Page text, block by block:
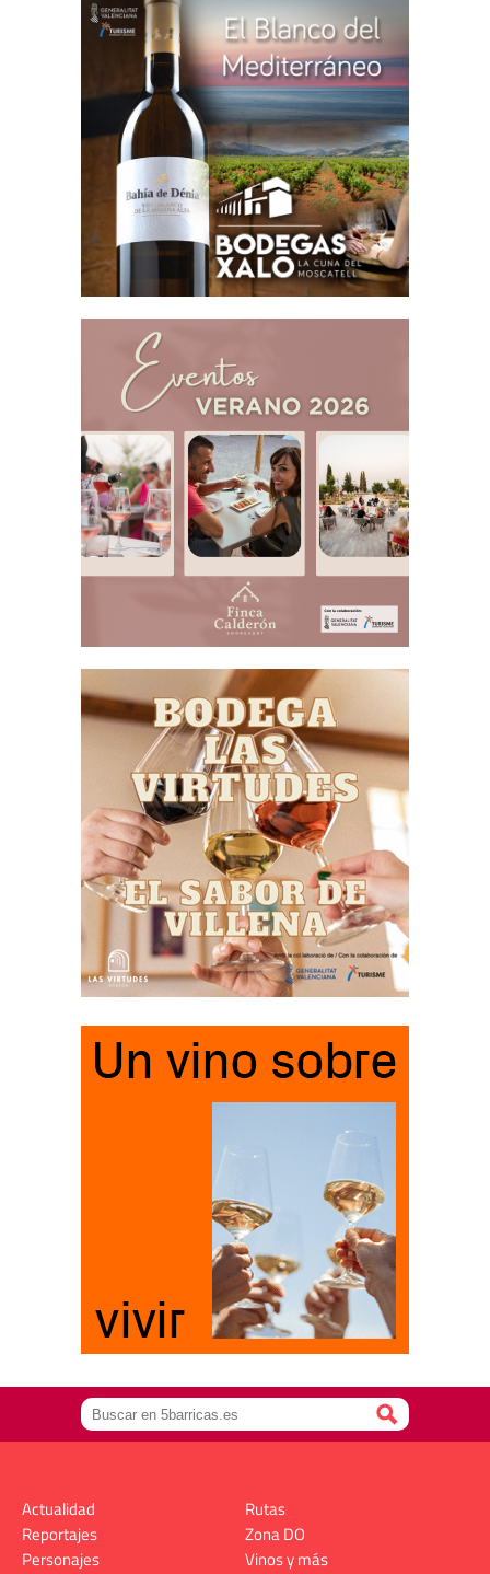
Actualidad
Reportajes
Personajes
Rutas
Zona DO
Vinos y más